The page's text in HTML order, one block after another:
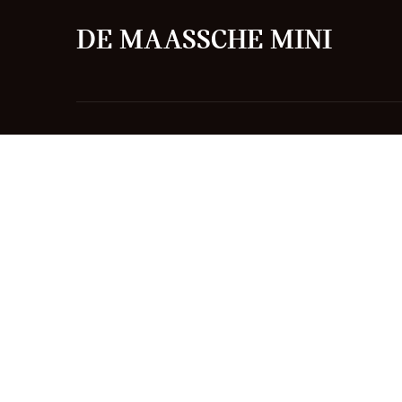
DE MAASSCHE MINI